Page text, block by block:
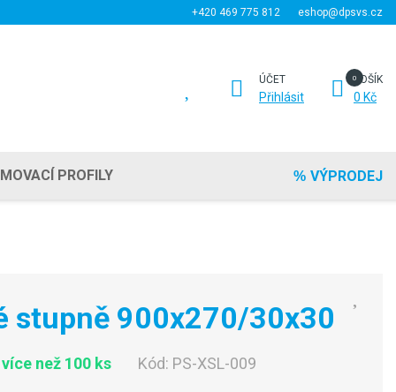
+420 469 775 812 eshop@dpsvs.cz
ÚČET
Přihlásit
KOŠÍK
0 Kč
PROFILY VÝPRODEJ
stupně 900x270/30x30
než 100 ks Kód: PS-XSL-009